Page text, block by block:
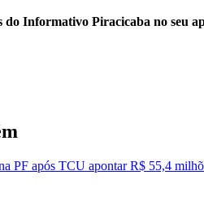
do Informativo Piracicaba no seu